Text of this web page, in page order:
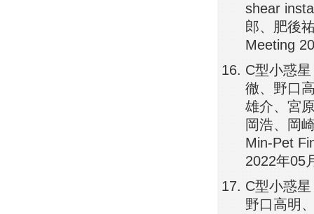
shear
郎、肥後
Meeting
C型小惑
徹、野口
雄介、宮
岡浩、岡
Min-Pet
2022年05
C型小惑
野口高明